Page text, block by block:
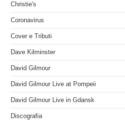
Christie's
Coronavirus
Cover e Tributi
Dave Kilminster
David Gilmour
David Gilmour Live at Pompeii
David Gilmour Live in Gdansk
Discografia